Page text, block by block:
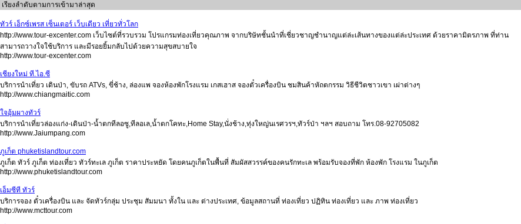
เรียงลำดับตามการเข้ามาล่าสุด
ทัวร์ เอ็กซ์เพรส เซ็นเตอร์ เว็บเดียว เที่ยวทั่วโลก
http://www.tour-excenter.com เว็บไซต์ที่รวบรวม โปรแกรมท่องเที่ยวคุณภาพ จากบริษัทชั้นนำที่เชี่ยวชาญชำนาญแต่ล่ะเส้นทางของแต่ล่ะประเทศ ด้วยราคามิตรภาพ ที่ท่าน
สามารถวางใจใช้บริการ และมีรอยยิ้มกลับไปด้วยความสุขสบายใจ
http://www.tour-excenter.com
เชียงใหม่ ที.ไอ.ซี
บริการนำเที่ยว เดินป่า, ขับรถ ATVs, ขี่ช้าง, ล่องแพ จองห้องพักโรงแรม เกสเฮาส จองตั๋วเครื่องบิน ชมสินค้าหัถตกรรม วิธีชีวิตชาวเขา เผ่าต่างๆ
http://www.chiangmaitic.com
ใจอุ้มผางทัวร์
บริการนำเที่ยวล่องแก่ง-เดินป่า-น้ำตกทีลอซู,ทีลอเล,น้ำตกโคทะ,Home Stay,นั่งช้าง,ทุ่งใหญ่นเรศวรฯ,ทัวร์ป่า ฯลฯ สอบถาม โทร.08-92705082
http://www.Jaiumpang.com
ภูเก็ต phuketislandtour.com
ภูเก็ต ทัวร์ ภูเก็ต ท่องเที่ยว ทัวร์ทะเล ภูเก็ต ราคาประหยัด โดยคนภูเก็ตในพื้นที่ สัมผัสสวรรค์ของคนรักทะเล พร้อมรับจองที่พัก ห้องพัก โรงแรม ในภูเก็ต
http://www.phuketislandtour.com
เอ็มซีที ทัวร์
บริการจอง ตั๋วเครื่องบิน และ จัดทัวร์กลุ่ม ประชุม สัมมนา ทั้งใน และ ต่างประเทศ, ข้อมูลสถานที่ ท่องเที่ยว ปฏิทิน ท่องเที่ยว และ ภาพ ท่องเที่ยว
http://www.mcttour.com